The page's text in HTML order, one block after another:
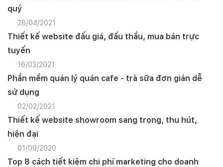
quý
28/04/2021
Thiết kế website đấu giá, đấu thầu, mua bán trực
tuyến
16/03/2021
Phần mềm quản lý quán cafe - trà sữa đơn giản dễ
sử dụng
02/02/2021
Thiết kế website showroom sang trọng, thu hút,
hiện đại
01/09/2020
Top 8 cách tiết kiệm chi phí marketing cho doanh